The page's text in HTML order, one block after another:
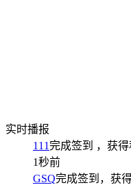
实时播报
111完成签到 ，获
1秒前
GSQ完成签到，获